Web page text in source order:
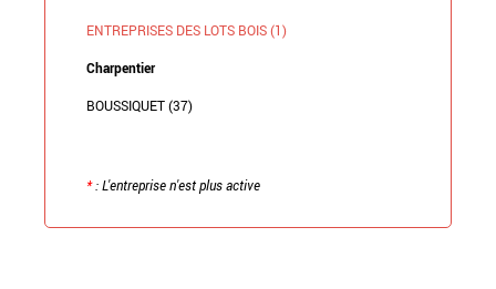
ENTREPRISES DES LOTS BOIS (1)
Charpentier
BOUSSIQUET (37)
*: L'entreprise n'est plus active